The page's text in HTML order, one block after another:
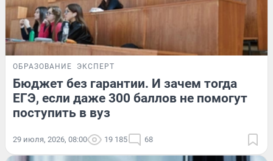
ОБРАЗОВАНИЕ ЭКСПЕРТ
Бюджет без гарантии. И зачем тогда
ЕГЭ, если даже 300 баллов не помогут
поступить в вуз
29 июля, 2026, 08:00 19 185 68